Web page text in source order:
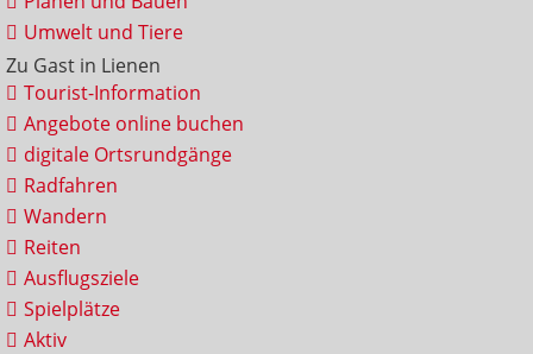
Umwelt und Tiere
Zu Gast in Lienen
Tourist-Information
Angebote online buchen
digitale Ortsrundgänge
Radfahren
Wandern
Reiten
Ausflugsziele
Spielplätze
Aktiv